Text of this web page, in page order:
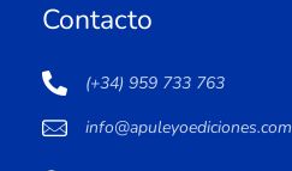
Contacto
(+34) 959 733 763
info@apuleyoediciones.com